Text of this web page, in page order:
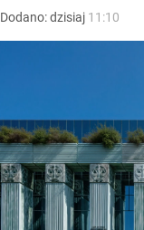
Dodano:dzisiaj 11:10